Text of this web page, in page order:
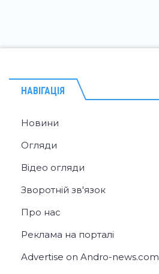
НАВІГАЦІЯ
Новини
Огляди
Відео огляди
Зворотній зв'язок
Про нас
Реклама на порталі
Advertise on Andro-news.com